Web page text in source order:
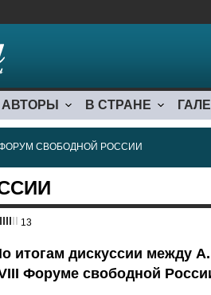
АВТОРЫ В СТРАНЕ
СВОБОДНОЙ РОССИИ
13
итогам дискуссии между
Форуме свободной